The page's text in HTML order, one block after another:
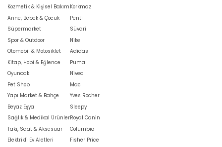
Kozmetik & Kişisel Bakım
Anne, Bebek & Çocuk
Süpermarket
Spor & Outdoor
Otomobil & Motosiklet
Kitap, Hobi & Eğlence
Oyuncak
Pet Shop
Yapı Market & Bahçe
Beyaz Eşya
Sağlık & Medikal Ürünler
Takı, Saat & Aksesuar
Elektrikli Ev Aletleri
Korkmaz
Penti
Süvari
Nike
Adidas
Puma
Nivea
Mac
Yves Rocher
Sleepy
Royal Canin
Columbia
Fisher Price